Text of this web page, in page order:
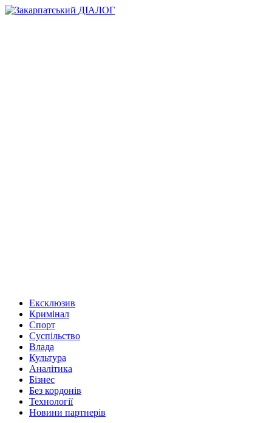
Ексклюзив
Кримінал
Спорт
Суспільство
Влада
Культура
Аналітика
Бізнес
Без кордонів
Технології
Новини партнерів